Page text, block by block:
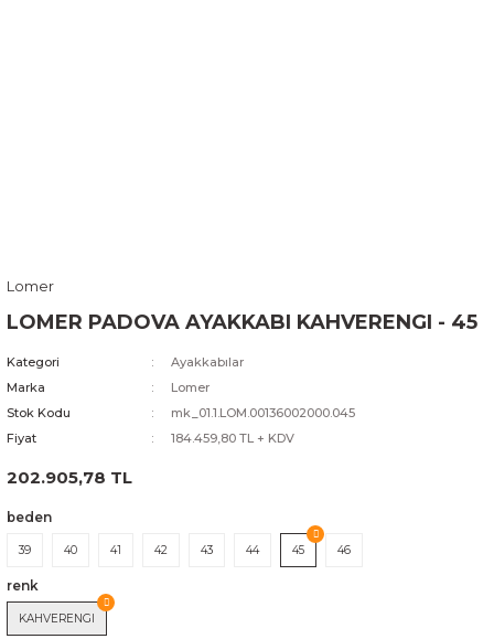
Lomer
LOMER PADOVA AYAKKABI KAHVERENGI - 45
Kategori
Ayakkabılar
Marka
Lomer
Stok Kodu
mk_01.1.LOM.00136002000.045
Fiyat
184.459,80 TL + KDV
202.905,78 TL
beden
39 40 41 42 43 44 45 46
renk
KAHVERENGI